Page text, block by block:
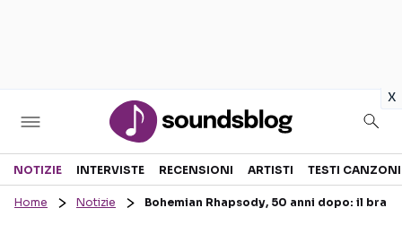
x
Sezioni
NOTIZIE INTERVISTE RECENSIONI ARTISTI TESTI CANZONI
Home Notizie Bohemian Rhapsody, 50 anni dopo: il